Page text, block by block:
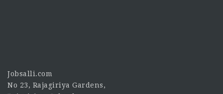
Jobsalli.com
No 23, Rajagiriya Gardens,